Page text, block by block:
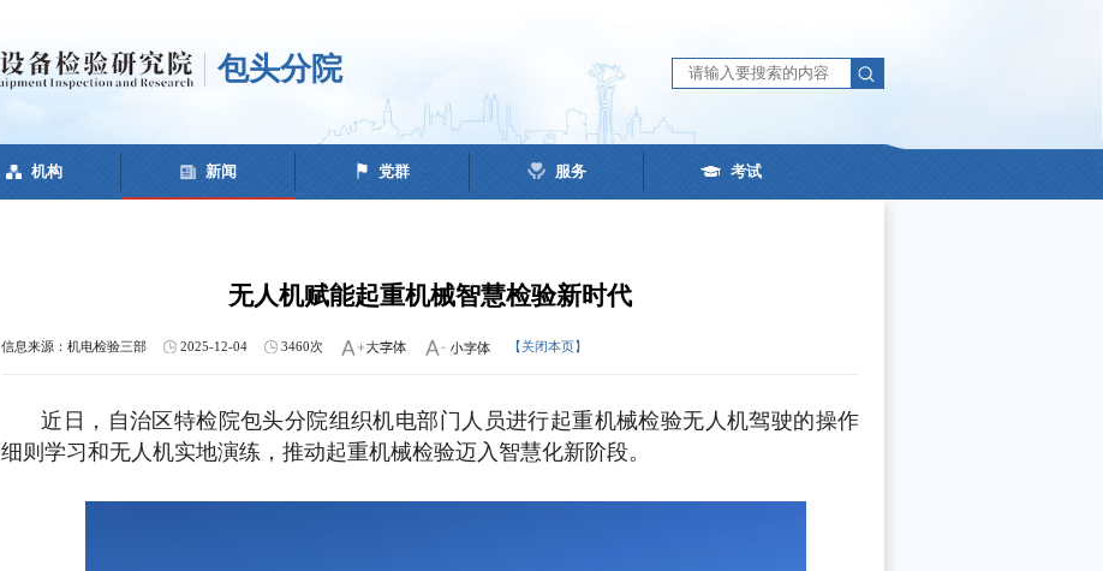
包头分院
机构 新闻 党群 服务 考试
无人机赋能起重机械智慧检验新时代
信息来源：机电检验三部 2025-12-04 3460次 【关闭本页】
近日，自治区特检院包头分院组织机电部门人员进行起重机械检验无人机驾驶的操作
细则学习和无人机实地演练， 推动起重机械检验迈入智慧化新阶段。